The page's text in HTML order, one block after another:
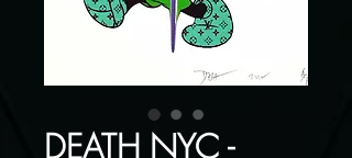
DEATH NYC -